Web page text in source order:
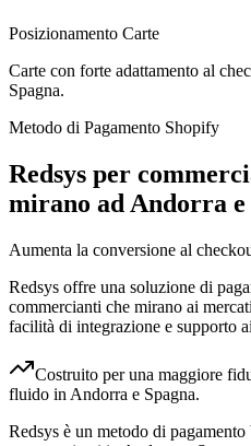
Posizionamento Carte
Carte con forte adattamento al
Spagna.
Metodo di Pagamento Shopify
Redsys per
mirano ad Andorra e
Aumenta la conversione al
Redsys offre una soluzione di
commercianti che mirano ai
facilità di integrazione e supporto
Costruito per una maggiore
fluido in Andorra e Spagna.
Redsys è un metodo di pagamento